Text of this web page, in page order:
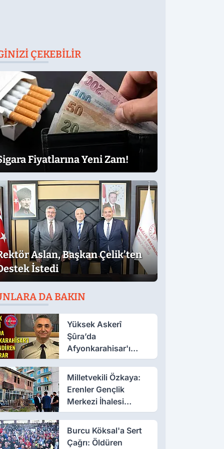
ÇEKEBILIR
Fiyatlarına Yeni Zam!
Aslan, Başkan Çelik’ten
İstedi
DA BAKIN
Yüksek Askerî
Şûra’da
Afyonkarahisar'ı
İlgilendiren İki Karar
Milletvekili Özkaya:
Erenler Gençlik
Merkezi İhalesi
Yakında
Burcu Köksal'a Sert
Çağrı: Öldüren